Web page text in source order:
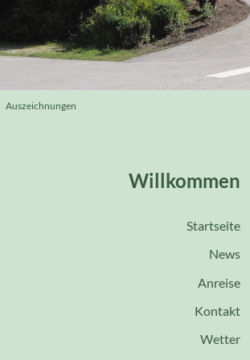
Auszeichnungen
Willkommen
Startseite
News
Anreise
Kontakt
Wetter